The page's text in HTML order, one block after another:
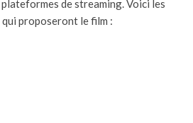
de streaming. Voici les
proposeront le film :